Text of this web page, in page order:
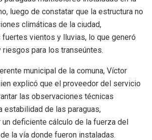
luego de constatar que la estructura no
climáticas de la ciudad,
vientos y lluvias, lo que generó
para los transeúntes.
municipal de la comuna, Víctor
explicó que el proveedor del servicio
las observaciones técnicas
estabilidad de las paraguas,
deficiente cálculo de la fuerza del
la vía donde fueron instaladas.